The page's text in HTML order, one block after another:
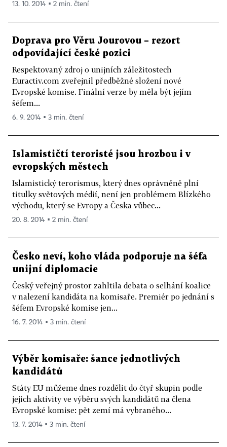
13. 10. 2014 ▪ 2 min. čtení
Doprava pro Věru Jourovou – rezort
odpovídající české pozici
Respektovaný zdroj o unijních záležitostech
Euractiv.com zveřejnil předběžné složení nové
Evropské komise. Finální verze by měla být jejím
šéfem...
6. 9. 2014 ▪ 3 min. čtení
Islamističtí teroristé jsou hrozbou i v
evropských městech
Islamistický terorismus, který dnes oprávněně plní
titulky světových médií, není jen problémem Blízkého
východu, který se Evropy a Česka vůbec...
20. 8. 2014 ▪ 2 min. čtení
Česko neví, koho vláda podporuje na šéfa
unijní diplomacie
Český veřejný prostor zahltila debata o selhání koalice
v nalezení kandidáta na komisaře. Premiér po jednání s
šéfem Evropské komise jen...
16. 7. 2014 ▪ 3 min. čtení
Výběr komisaře: šance jednotlivých
kandidátů
Státy EU můžeme dnes rozdělit do čtyř skupin podle
jejich aktivity ve výběru svých kandidátů na člena
Evropské komise: pět zemí má vybraného...
13. 7. 2014 ▪ 3 min. čtení